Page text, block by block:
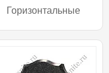
Горизонтальные